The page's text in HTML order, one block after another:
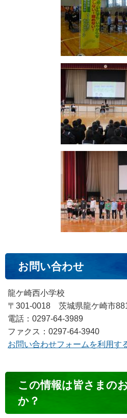
お問い合わせ
龍ケ崎西小学校
〒301-0018 茨城県龍ケ崎市
電話：0297-64-3989
ファクス：0297-64-3940
お問い合わせフォームを利用す
ン
この情報は皆さまの
か？